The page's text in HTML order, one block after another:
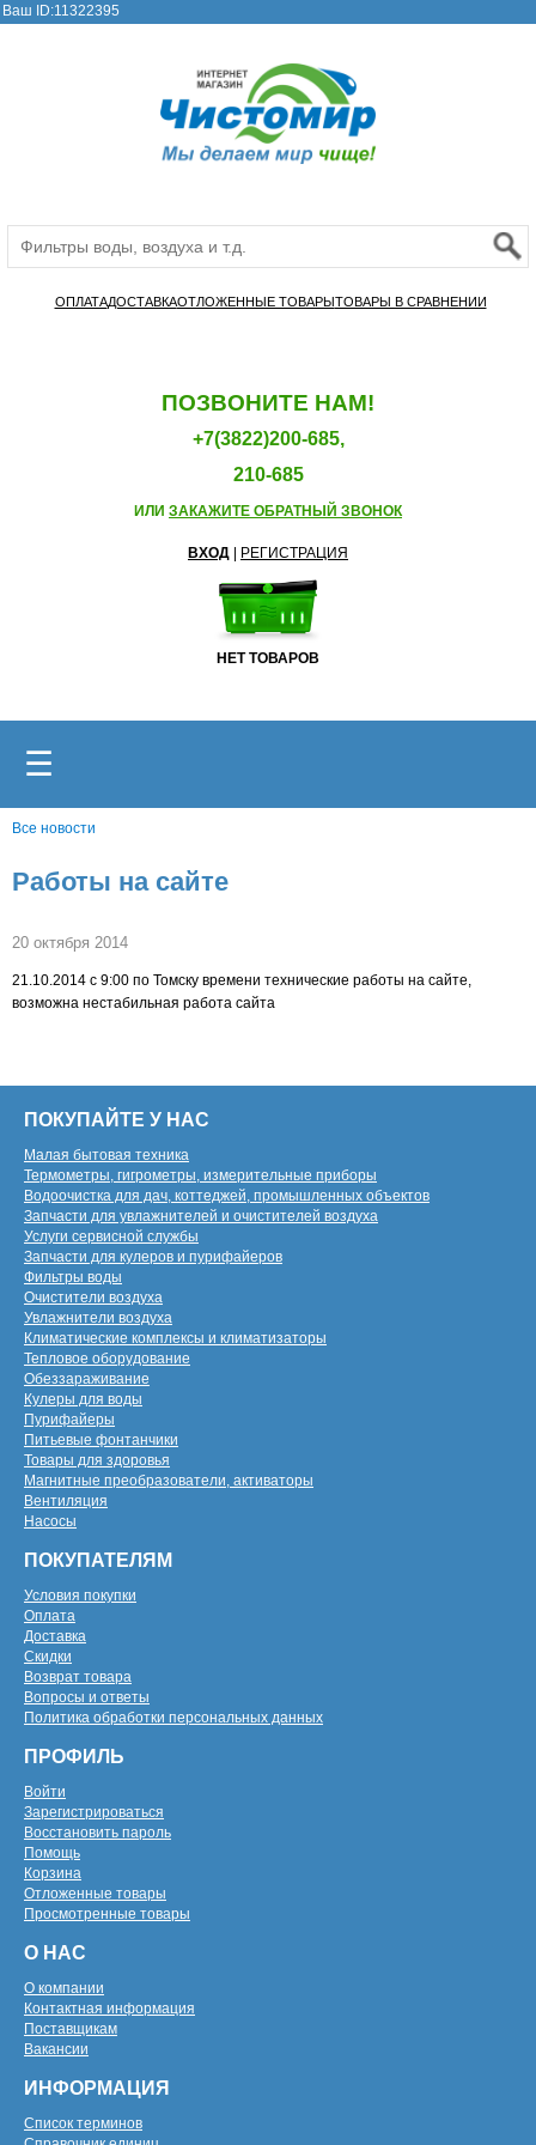
Ваш ID:11322395
ОПЛАТАДОСТАВКАОТЛОЖЕННЫЕ ТОВАРЫТОВАРЫ В СРАВНЕНИИ
ПОЗВОНИТЕ НАМ!
+7(3822)200-685,
210-685
ИЛИ ЗАКАЖИТЕ ОБРАТНЫЙ ЗВОНОК
ВХОД РЕГИСТРАЦИЯ
НЕТ ТОВАРОВ
☰
Все новости
Работы на сайте
20 октября 2014
21.10.2014 с 9:00 по Томску времени технические работы на сайте,
возможна нестабильная работа сайта
ПОКУПАЙТЕ У НАС
Малая бытовая техника
Термометры, гигрометры, измерительные приборы
Водоочистка для дач, коттеджей, промышленных объектов
Запчасти для увлажнителей и очистителей воздуха
Услуги сервисной службы
Запчасти для кулеров и пурифайеров
Фильтры воды
Очистители воздуха
Увлажнители воздуха
Климатические комплексы и климатизаторы
Тепловое оборудование
Обеззараживание
Кулеры для воды
Пурифайеры
Питьевые фонтанчики
Товары для здоровья
Магнитные преобразователи, активаторы
Вентиляция
Насосы
ПОКУПАТЕЛЯМ
Условия покупки
Оплата
Доставка
Скидки
Возврат товара
Вопросы и ответы
Политика обработки персональных данных
ПРОФИЛЬ
Войти
Зарегистрироваться
Восстановить пароль
Помощь
Корзина
Отложенные товары
Просмотренные товары
О НАС
О компании
Контактная информация
Поставщикам
Вакансии
ИНФОРМАЦИЯ
Список терминов